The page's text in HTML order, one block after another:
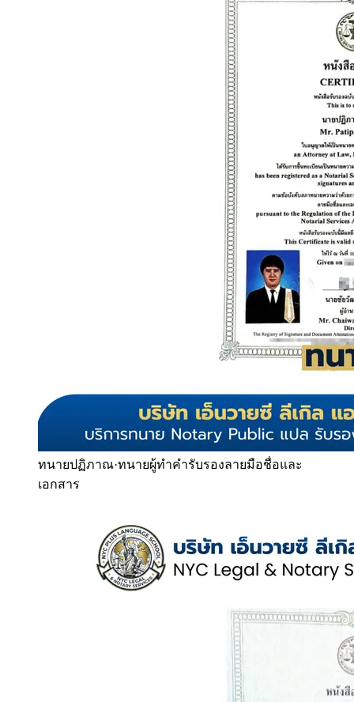
ทนายปฏิภาณ·ทนายผู้ทำคำรับรองลายมือชื่อและ
เอกสาร